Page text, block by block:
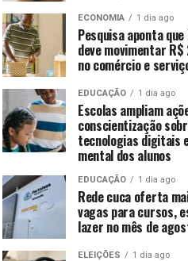
ECONOMIA 1 dia ago
Pesquisa aponta que
deve movimentar R$
no comércio e
EDUCAÇÃO 1 dia ago
Escolas ampliam
conscientização
tecnologias digitais
mental dos alunos
EDUCAÇÃO 1 dia ago
Rede cuca oferta
vagas para cursos,
lazer no mês de
ELEIÇÕES 1 dia ago